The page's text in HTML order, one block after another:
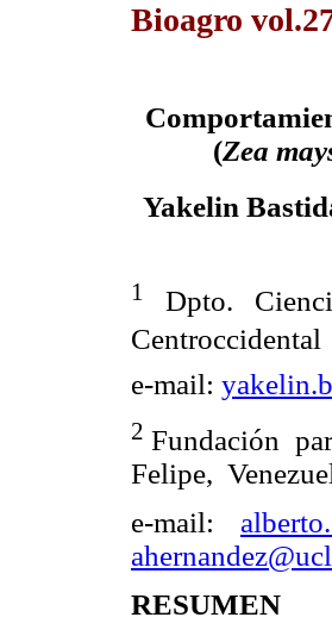
Bioagro
(Zea
Yakelin
1
Dpto.
Centroccidental
e-mail:
2 Fundación
Felipe,
e-mail:
RESUMEN